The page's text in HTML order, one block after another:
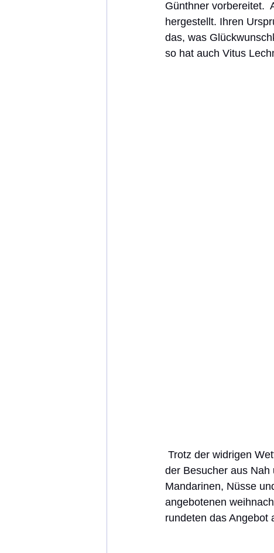
Günthner vorbereitet.
hergestellt. Ihren
das, was
so hat auch Vitus
der Besucher aus
Mandarinen, Nüsse
angebotenen
rundeten das Angebot